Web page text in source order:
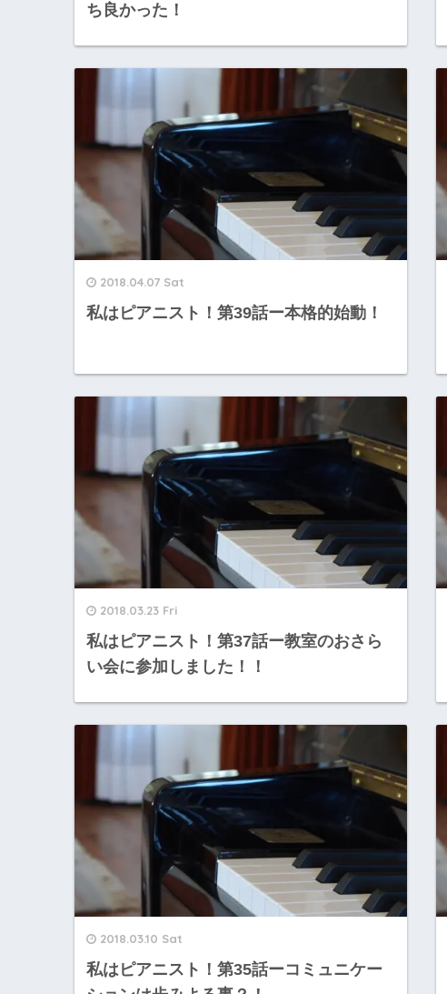
ち良かった！
2018.04.07 Sat
私はピアニスト！第39話ー本格的始動！
2018.03.23 Fri
私はピアニスト！第37話ー教室のおさら
い会に参加しました！！
2018.03.10 Sat
私はピアニスト！第35話ーコミュニケー